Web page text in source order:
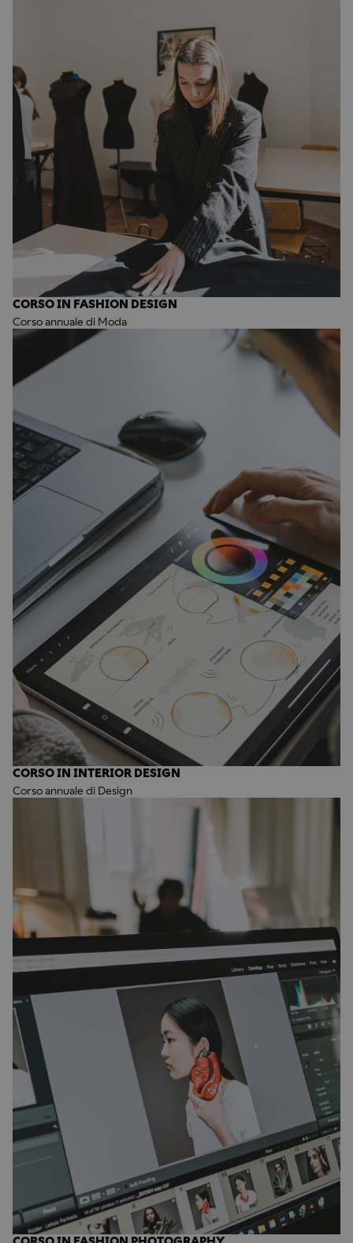
CORSO IN FASHION DESIGN
Corso annuale di Moda
CORSO IN INTERIOR DESIGN
Corso annuale di Design